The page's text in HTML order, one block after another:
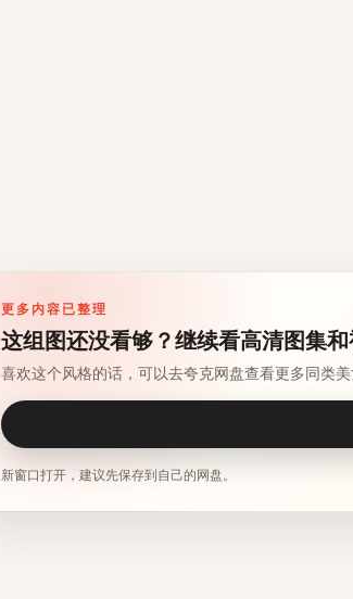
更多内容已整理
这组图还没看够？继续看高清图集
喜欢这个风格的话，可以去夸克网盘查看更多同类
新窗口打开，建议先保存到自己的网盘。